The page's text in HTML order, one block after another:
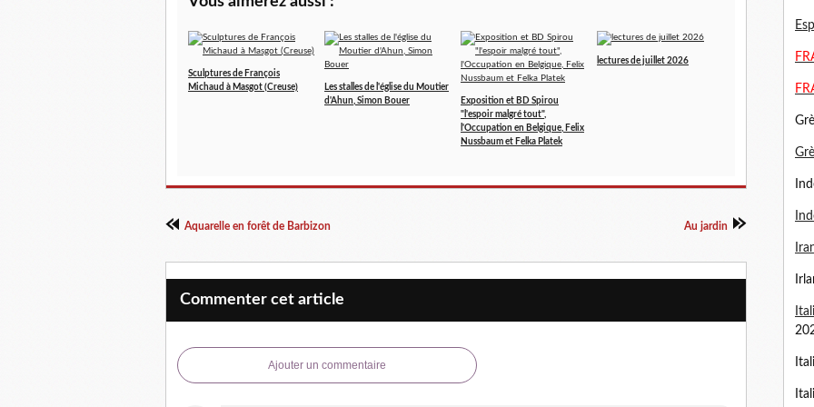
Sculptures de François
Michaud à Masgot (Creuse)
Les stalles de l'église du Moutier
d'Ahun, Simon Bouer
Exposition et BD Spirou
"l'espoir malgré tout",
l'Occupation en Belgique, Felix
Nussbaum et Felka Platek
lectures de juillet 2026
Aquarelle en forêt de Barbizon Au jardin
Commenter cet article
Ajouter un commentaire